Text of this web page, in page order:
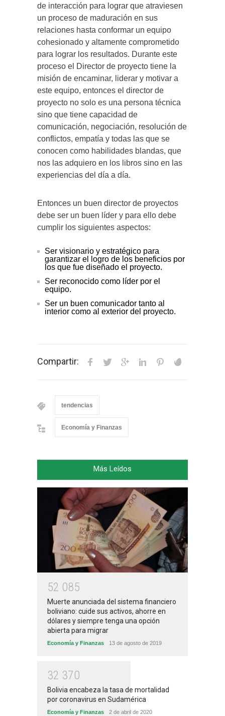
de interacción para lograr que atraviesen
un proceso de maduración en sus
relaciones hasta conformar un equipo
cohesionado y altamente comprometido
para lograr los resultados. Durante este
proceso el Director de proyecto tiene la
misión de encaminar, liderar y motivar a
este equipo, entonces el director de
proyecto no solo es una persona técnica
sino que tiene capacidad de
comunicación, negociación, resolución de
conflictos, empatía y todas las que se
conocen como habilidades blandas, que
nos las adquiero en los libros sino en las
experiencias del día a día.
Entonces un buen director de proyectos
debe ser un buen líder y para ello debe
cumplir los siguientes aspectos:
Ser visionario y estratégico para
garantizar el logro de los beneficios por
los que fue diseñado el proyecto.
Ser reconocido como líder por el
equipo.
Ser un buen comunicador tanto al
interior como al exterior del proyecto.
Compartir:
tendencias
Economía y Finanzas
Más Leídos
52 085
Muerte anunciada del sistema financiero
boliviano: cuide sus activos, ahorre en
dólares y siempre tenga una opción
abierta para migrar
Economía y Finanzas 13 de agosto de 2019
32 370
Bolivia encabeza la tasa de mortalidad
por coronavirus en Sudamérica
Economía y Finanzas 2 de abril de 2020